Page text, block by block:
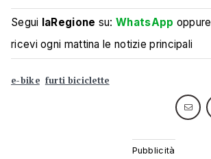
Segui laRegione su:WhatsApp oppure
ricevi ogni mattina le notizie principali
e-bike furti biciclette